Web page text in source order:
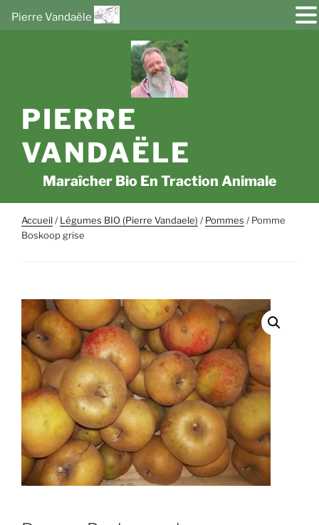
PIERRE
VANDAËLE
Maraîcher Bio En Traction Animale
Accueil/Légumes BIO (Pierre Vandaele) /Pommes / Pomme
Boskoop grise
Pierre Vandaële